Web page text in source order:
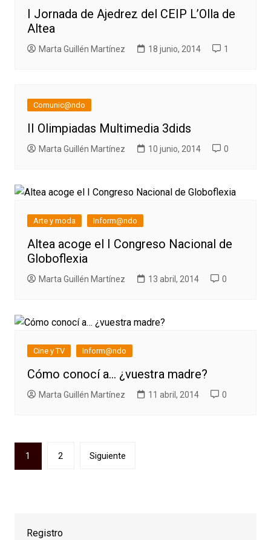
I Jornada de Ajedrez del CEIP L’Olla de
Altea
Marta Guillén Martínez 18 junio, 2014 1
Comunic@ndo
II Olimpiadas Multimedia 3dids
Marta Guillén Martínez 10 junio, 2014 0
Arte y moda Inform@ndo
Altea acoge el I Congreso Nacional de
Globoflexia
Marta Guillén Martínez 13 abril, 2014 0
Cine y TV Inform@ndo
Cómo conocí a… ¿vuestra madre?
Marta Guillén Martínez 11 abril, 2014 0
Paginación
de
1 2 Siguiente
Registro